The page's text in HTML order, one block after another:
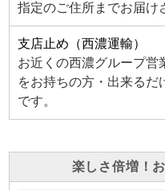
指定のご住所までお届け
支店止め（西濃運輸）
お近くの西濃グループ営
をお持ちの方・出来るだ
です。
楽しさ倍増！